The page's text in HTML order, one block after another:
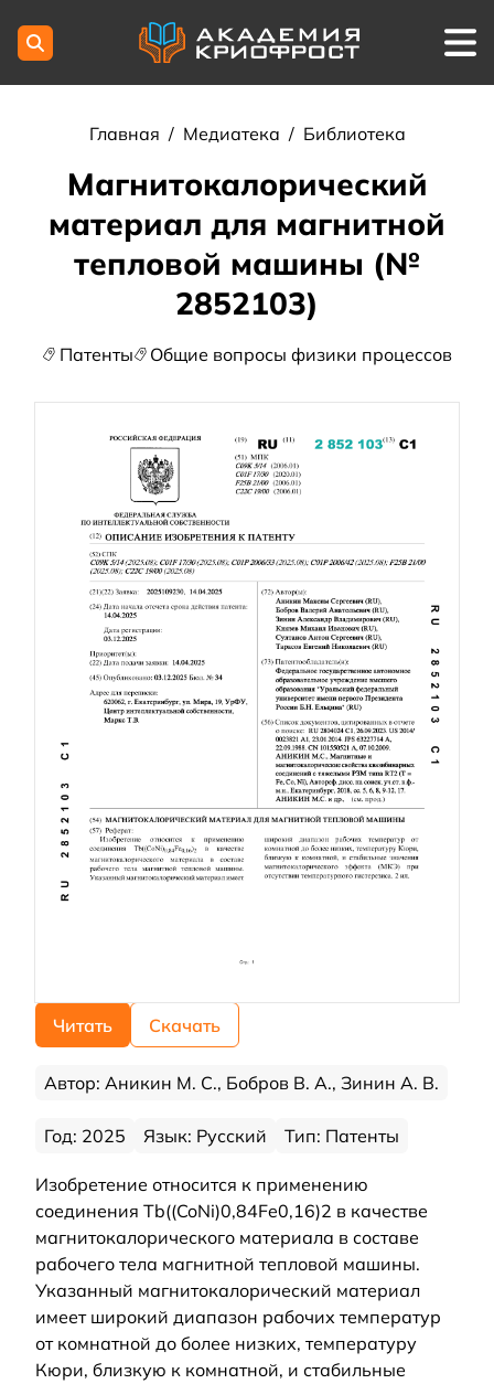
Главная / Медиатека / Библиотека
Магнитокалорический
материал для магнитной
тепловой машины (№
2852103)
Патенты Общие вопросы физики процессов
Читать Скачать
Автор: Аникин М. С., Бобров В. А., Зинин А. В.
Год: 2025 Язык: Русский Тип: Патенты
Изобретение относится к применению
соединения Tb((CoNi)0,84Fe0,16)2 в качестве
магнитокалорического материала в составе
рабочего тела магнитной тепловой машины.
Указанный магнитокалорический материал
имеет широкий диапазон рабочих температур
от комнатной до более низких, температуру
Кюри, близкую к комнатной, и стабильные